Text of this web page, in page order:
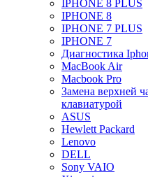
IPHONE 8 PLUS
IPHONE 8
IPHONE 7 PLUS
IPHONE 7
Диагностика
MacBook Air
Macbook Pro
Замена верхней
клавиатурой
ASUS
Hewlett Packard
Lenovo
DELL
Sony VAIO